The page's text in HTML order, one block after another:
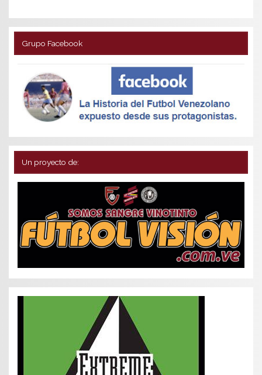
Grupo Facebook
Un proyecto de: